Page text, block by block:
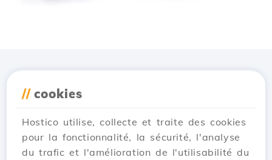
// cookies
Hostico utilise, collecte et traite des cookies
pour la fonctionnalité, la sécurité, l'analyse
du trafic et l'amélioration de l'utilisabilité du